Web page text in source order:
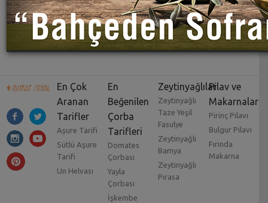
En Çok
Aranan
Tarifler
Aşure Tarifi
Sütlü Aşure
Tarifi
Un Helvası
En
Beğenilen
Çorba
Tarifleri
Domates
Çorbası
Yayla
Çorbası
İşkembe
Zeytinyağlılar
Zeytinyağlı
Taze Yeşil
Fasulye
Zeytinyağlı
Bamya
Zeytinyağlı
Pırasa
Pilav ve
Makarnalar
Pirinç Pilavı
Bulgur Pilavı
Fırında
Makarna